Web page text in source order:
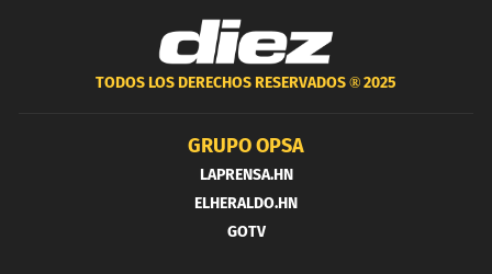
TODOS LOS DERECHOS RESERVADOS ®2025
GRUPO OPSA
LAPRENSA.HN
ELHERALDO.HN
GOTV